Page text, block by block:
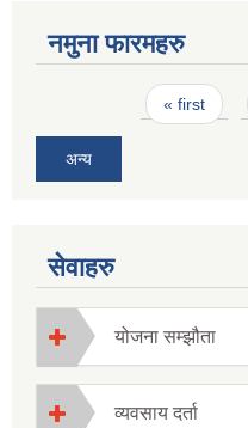
नमुना फारमहरु
« first
अन्य
सेवाहरु
योजना सम्झौता
व्यवसाय दर्ता